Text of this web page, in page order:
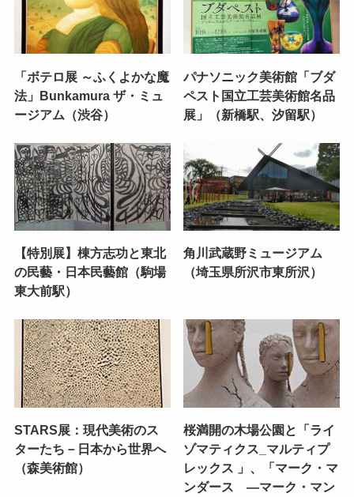
「ボテロ展 ～ふくよかな魔
法」Bunkamura ザ・ミュ
ージアム（渋谷）
パナソニック美術館「ブダ
ペスト国立工芸美術館名品
展」（新橋駅、汐留駅）
【特別展】棟方志功と東北
の民藝・日本民藝館（駒場
東大前駅）
角川武蔵野ミュージアム
（埼玉県所沢市東所沢）
STARS展：現代美術のス
ターたち－日本から世界へ
（森美術館）
桜満開の木場公園と「ライ
ゾマティクス_マルティプ
レックス 」、「マーク・マ
ンダース —マーク・マン